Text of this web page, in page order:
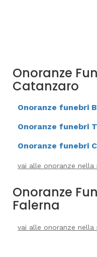
Onoranze
Catanzaro
Onoranze funebri
Onoranze funebri
Onoranze funebri
vai alle onoranze nella
Onoranze
Falerna
vai alle onoranze nella